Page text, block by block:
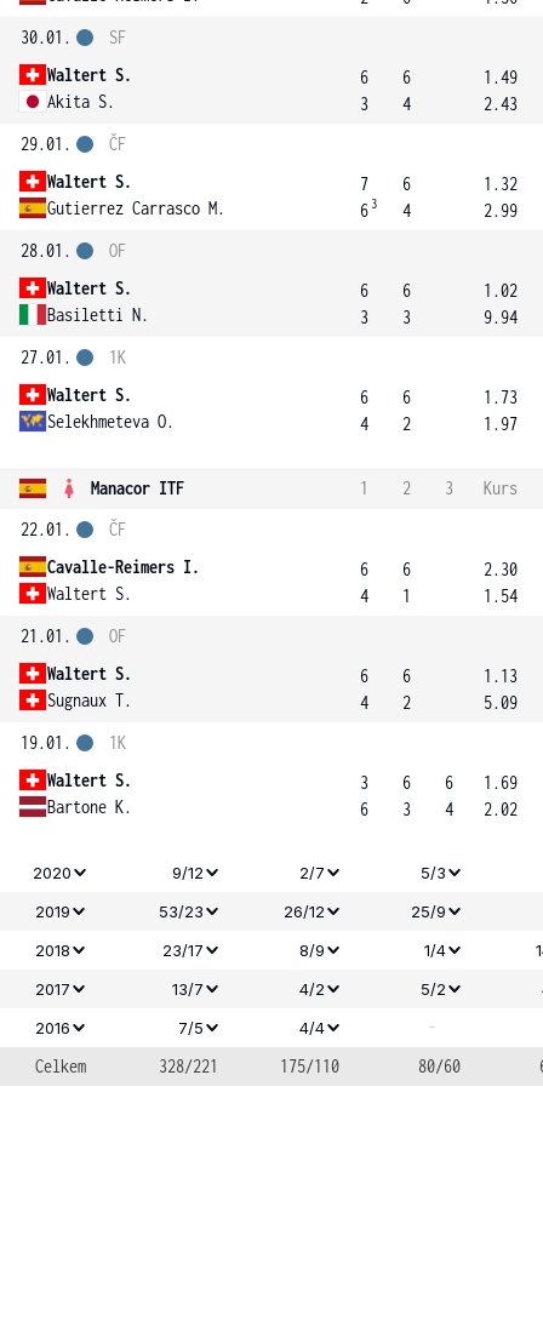
30.01.
Waltert S.
Akita S.
SF
6
3
6
4
1.49
2.43
29.01.
Waltert S.
Gutierrez Carrasco M.
ČF
7
6 3
6
4
1.32
2.99
28.01.
Waltert S.
Basiletti N.
OF
6
3
6
3
1.02
9.94
27.01.
Waltert S.
Selekhmeteva O.
1K
6
4
6
2
1.73
1.97
Manacor ITF 1 2 3
Kurs
22.01.
Cavalle-Reimers I.
Waltert S.
ČF
6
4
6
1
2.30
1.54
21.01.
Waltert S.
Sugnaux T.
OF
6
4
6
2
1.13
5.09
19.01.
Waltert S.
Bartone K.
1K
3
6
6
3
6
4
1.69
2.02
2020 9/12 2/7
5/3
2019
53/23 26/12 25/9
2018
23/17 8/9 1/4
2017
13/7 4/2 5/2
2016
7/5 4/4
-
Celkem
328/221 175/110 80/60